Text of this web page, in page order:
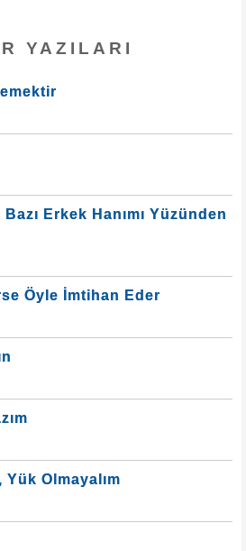
YAZILARI
Bazı Erkek Hanımı Yüzünden
Öyle İmtihan Eder
Yük Olmayalım